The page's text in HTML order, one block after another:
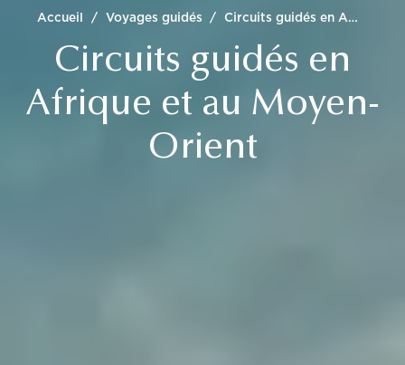
Accueil / Voyages guidés / Circuits guidés en Afrique et au Moyen-Orient
Circuits guidés en
Afrique et au Moyen-
Orient